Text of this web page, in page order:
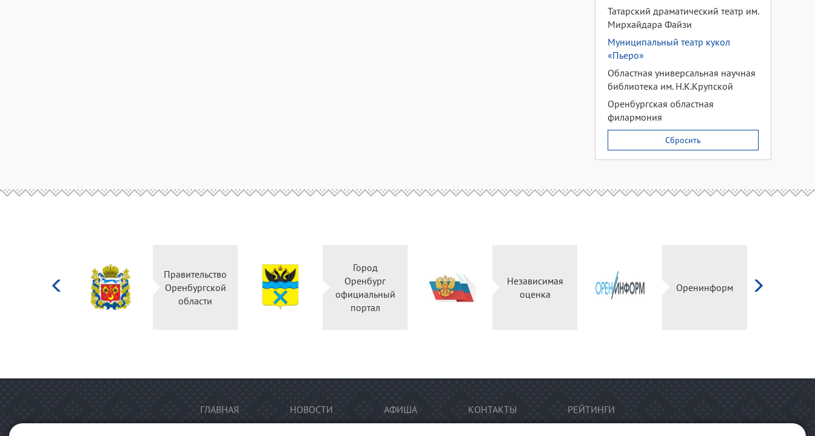
Татарский драматический театр им.
Мирхайдара Файзи
Муниципальный театр кукол
«Пьеро»
Областная универсальная научная
библиотека им. Н.К.Крупской
Оренбургская областная
филармония
Сбросить
Правительство
Оренбургской
области
Город
Оренбург
официальный
портал
Независимая
оценка
Оренинформ
ГЛАВНАЯ НОВОСТИ АФИША КОНТАКТЫ РЕЙТИНГИ